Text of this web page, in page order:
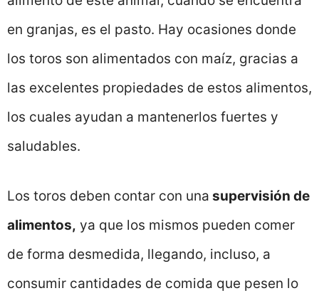
en granjas, es el pasto. Hay ocasiones donde
los toros son alimentados con maíz, gracias a
las excelentes propiedades de estos alimentos,
los cuales ayudan a mantenerlos fuertes y
saludables.
Los toros deben contar con una supervisión de
alimentos, ya que los mismos pueden comer
de forma desmedida, llegando, incluso, a
consumir cantidades de comida que pesen lo